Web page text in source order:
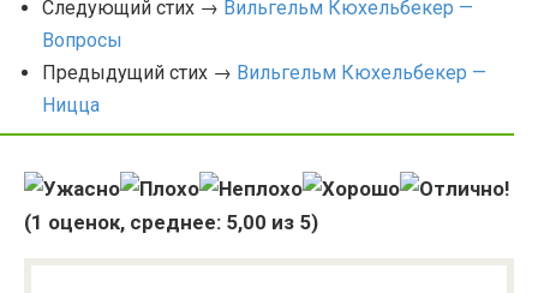
Следующий стих → Вильгельм Кюхельбекер —
Вопросы
Предыдущий стих → Вильгельм Кюхельбекер —
Ницца
(1 оценок, среднее: 5,00 из 5)